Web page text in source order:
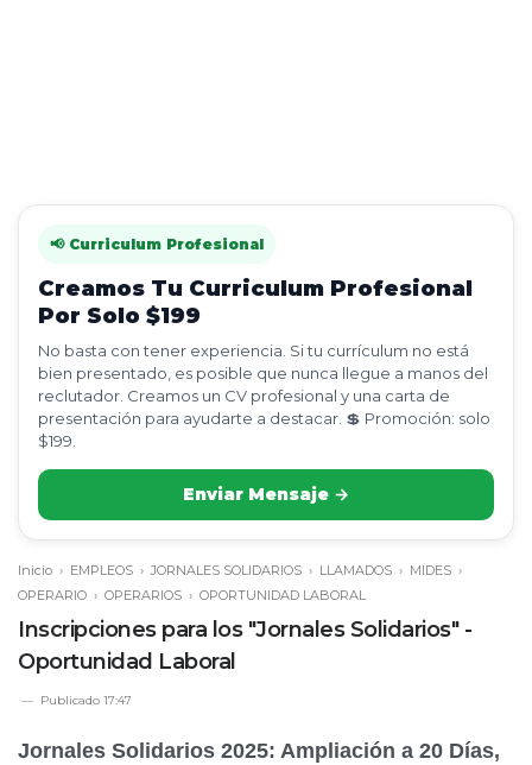
📢 Curriculum Profesional
Creamos Tu Curriculum Profesional
Por Solo $199
No basta con tener experiencia. Si tu currículum no está
bien presentado, es posible que nunca llegue a manos del
reclutador. Creamos un CV profesional y una carta de
presentación para ayudarte a destacar. 💲 Promoción: solo
$199.
Enviar Mensaje →
Inicio › EMPLEOS ›JORNALES SOLIDARIOS › LLAMADOS › MIDES ›
OPERARIO › OPERARIOS › OPORTUNIDAD LABORAL
Inscripciones para los "Jornales Solidarios" -
Oportunidad Laboral
Publicado 17:47
Jornales Solidarios 2025: Ampliación a 20 Días,